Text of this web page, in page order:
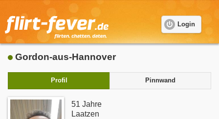
Login
Gordon-aus-Hannover
Profil Pinnwand
51 Jahre
Laatzen